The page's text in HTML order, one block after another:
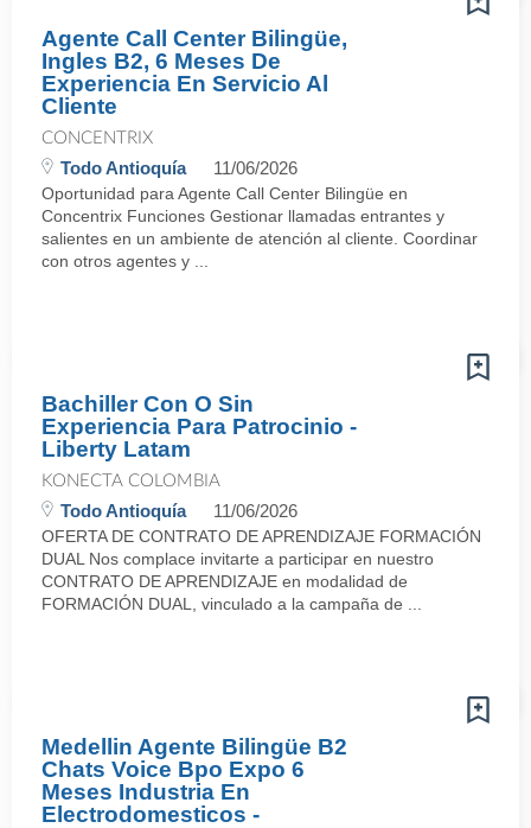
Agente Call Center Bilingüe,
Ingles B2, 6 Meses De
Experiencia En Servicio Al
Cliente
CONCENTRIX
Todo Antioquía 11/06/2026
Oportunidad para Agente Call Center Bilingüe en
Concentrix Funciones Gestionar llamadas entrantes y
salientes en un ambiente de atención al cliente. Coordinar
con otros agentes y ...
Bachiller Con O Sin
Experiencia Para Patrocinio -
Liberty Latam
KONECTA COLOMBIA
Todo Antioquía 11/06/2026
OFERTA DE CONTRATO DE APRENDIZAJE FORMACIÓN
DUAL Nos complace invitarte a participar en nuestro
CONTRATO DE APRENDIZAJE en modalidad de
FORMACIÓN DUAL, vinculado a la campaña de ...
Medellin Agente Bilingüe B2
Chats Voice Bpo Expo 6
Meses Industria En
Electrodomesticos -